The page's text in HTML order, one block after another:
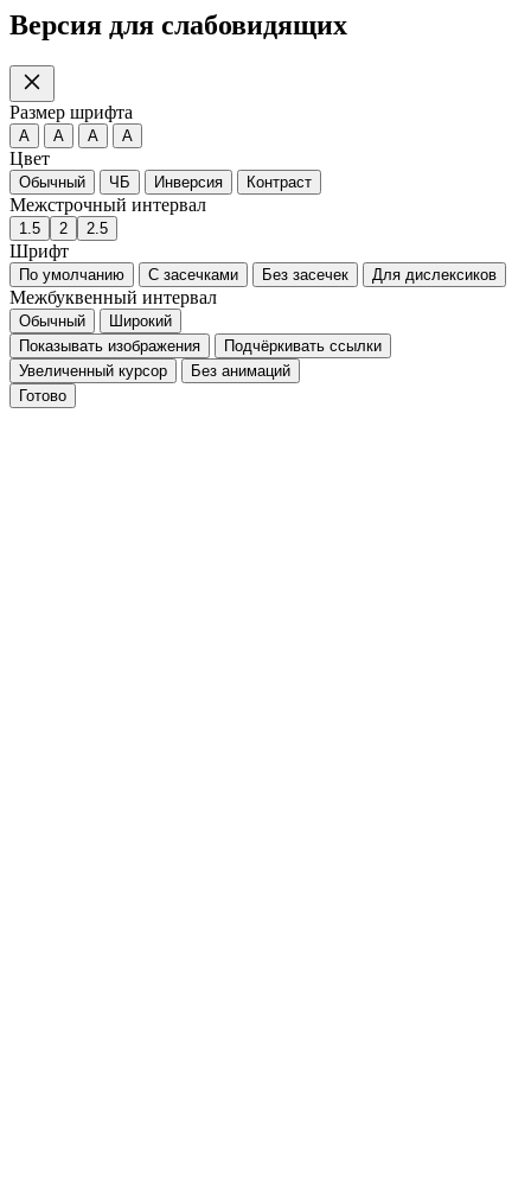
Только необходимые Настройки cookie Принять все
Версия для слабовидящих
Размер шрифта
A A A
Цвет
Обычный ЧБ Инверсия Контраст
Межстрочный интервал
1.5 2 2.5
Шрифт
По умолчанию С засечками Без засечек
Межбуквенный интервал